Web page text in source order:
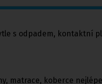
s odpadem, kontaktní
matrace, koberce